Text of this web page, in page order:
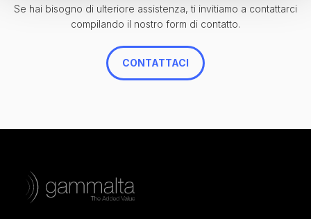
Se hai bisogno di ulteriore assistenza, ti invitiamo a contattarci
compilando il nostro form di contatto.
CONTATTACI